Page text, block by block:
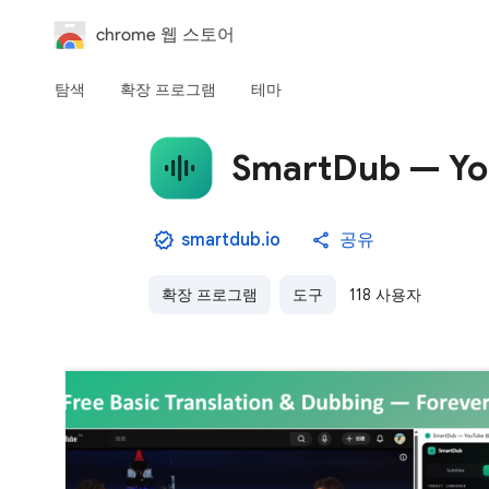
chrome 웹 스토어
탐색 확장 프로그램 테마
SmartDub —
smartdub.io 공유
확장 프로그램 도구 118 사용자